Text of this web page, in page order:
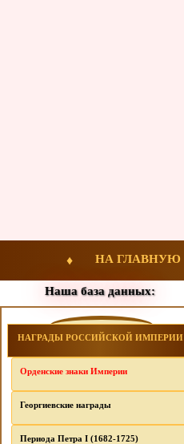
НА ГЛАВНУЮ
Наша база данных:
НАГРАДЫ РОССИЙСКОЙ ИМПЕРИИ
Орденские знаки Империи
Георгиевские награды
Периода Петра I (1682-1725)